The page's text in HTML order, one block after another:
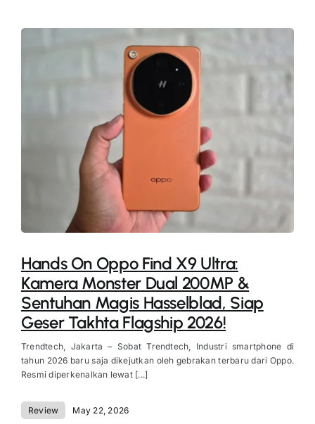
Hands On Oppo Find X9 Ultra:
Kamera Monster Dual 200MP &
Sentuhan Magis Hasselblad, Siap
Geser Takhta Flagship 2026!
Trendtech, Jakarta – Sobat Trendtech, Industri smartphone di
tahun 2026 baru saja dikejutkan oleh gebrakan terbaru dari Oppo.
Resmi diperkenalkan lewat [...]
Review May 22, 2026